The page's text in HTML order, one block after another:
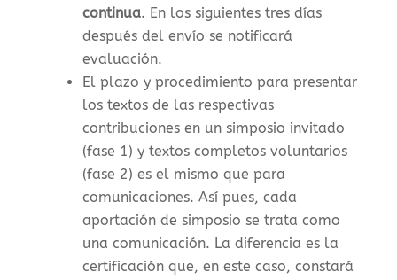
continua. En los siguientes tres días
después del envío se notificará
evaluación.
El plazo y procedimiento para presentar
los textos de las respectivas
contribuciones en un simposio invitado
(fase 1) y textos completos voluntarios
(fase 2) es el mismo que para
comunicaciones. Así pues, cada
aportación de simposio se trata como
una comunicación. La diferencia es la
certificación que, en este caso, constará